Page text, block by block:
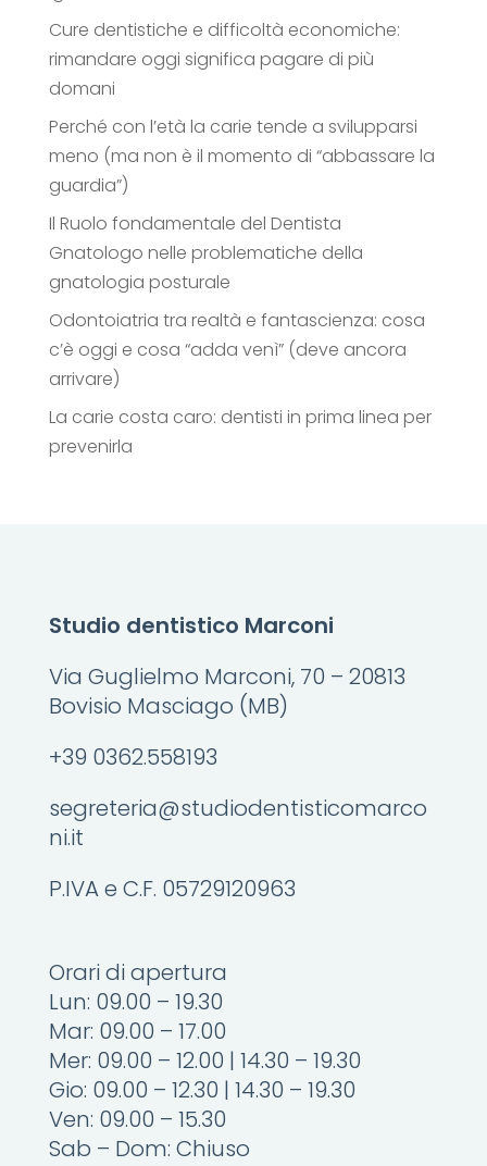
Cure dentistiche e difficoltà economiche:
rimandare oggi significa pagare di più
domani
Perché con l’età la carie tende a svilupparsi
meno (ma non è il momento di “abbassare la
guardia”)
Il Ruolo fondamentale del Dentista
Gnatologo nelle problematiche della
gnatologia posturale
Odontoiatria tra realtà e fantascienza: cosa
c’è oggi e cosa “adda venì” (deve ancora
arrivare)
La carie costa caro: dentisti in prima linea per
prevenirla
Studio dentistico Marconi
Via Guglielmo Marconi, 70 – 20813
Bovisio Masciago (MB)
+39 0362.558193
segreteria@studiodentisticomarco
ni.it
P.IVA e C.F. 05729120963
Orari di apertura
Lun: 09.00 – 19.30
Mar: 09.00 – 17.00
Mer: 09.00 – 12.00 | 14.30 – 19.30
Gio: 09.00 – 12.30 | 14.30 – 19.30
Ven: 09.00 – 15.30
Sab – Dom: Chiuso